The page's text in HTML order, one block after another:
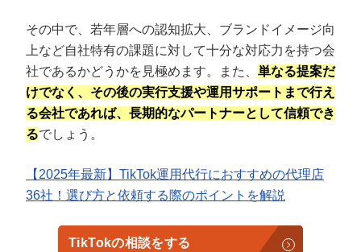
その中で、若年層への認知拡大、ブランドイメージ向
上など自社特有の課題に対して十分な対応力を持つ会
社であるかどうかを見極めます。また、 単なる提案だ
けでなく、その後の実行支援や運用サポートまで行え
る会社であれば、長期的なパートナーとして信頼でき
るでしょう。
【2025年最新】TikTok運用代行におすすめの代理店
36社！選び方と依頼する際のポイントを解説
TikTokの相談をする